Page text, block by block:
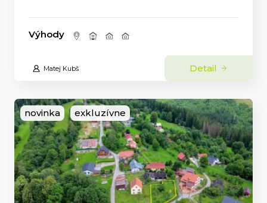
Výhody
Matej Kubš Detail
novinka exkluzívne